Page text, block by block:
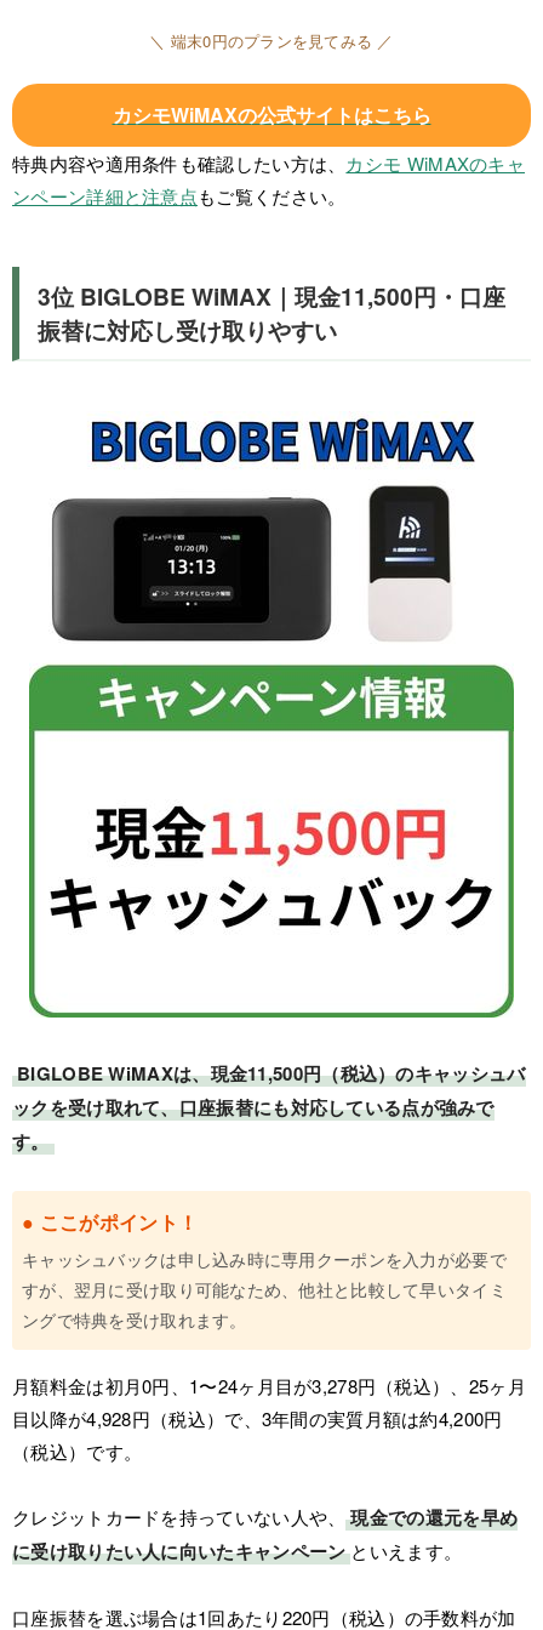
＼ 端末0円のプランを見てみる ／
カシモWiMAXの公式サイトはこちら
特典内容や適用条件も確認したい方は、 カシモ WiMAXのキャ
ンペーン詳細と注意点もご覧ください。
3位 BIGLOBE WiMAX｜現金11,500円・口座
振替に対応し受け取りやすい
BIGLOBE WiMAXは、現金11,500円（税込）のキャッシュバ
ックを受け取れて、口座振替にも対応している点が強みで
す。
● ここがポイント！
キャッシュバックは申し込み時に専用クーポンを入力が必要で
すが、翌月に受け取り可能なため、他社と比較して早いタイミ
ングで特典を受け取れます。
月額料金は初月0円、1〜24ヶ月目が3,278円（税込）、25ヶ月
目以降が4,928円（税込）で、3年間の実質月額は約4,200円
（税込）です。
クレジットカードを持っていない人や、現金での還元を早め
に受け取りたい人に向いたキャンペーン といえます。
口座振替を選ぶ場合は1回あたり220円（税込）の手数料が加